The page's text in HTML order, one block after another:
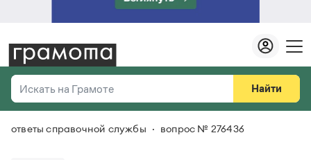
Искать на Грамоте
Справочная служба
Найти
Везде
ответы справочной службы вопрос № 276436